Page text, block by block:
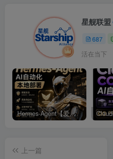
星舰联盟
687
活在当下
Hermes-Agent【爱马仕】AI自动化部署【会员免费领取安装包】
上一篇